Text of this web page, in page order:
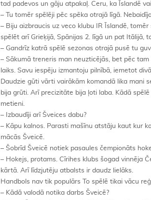
tad padevos un gāju atpakaļ. Ceru, ka Īslandē
– Tu tomēr spēlēji pēc spēka otrajā līgā.
– Biju aizbraucis uz veco klubu IR Īslandē,
spēlēt arī Grieķijā, Spānijas 2. līgā un pat Itālijā,
– Gandrīz katrā spēlē sezonas otrajā pusē tu
– Sākumā treneris man neuzticējās, bet pēc
laiks. Savu iespēju izmantoju pilnībā, iemetot
Daudzie gūti vārti vairākām komandā lika mani
bija grūti. Arī precizitāte bija ļoti laba. Kādā
metieni.
– Izbaudīji arī Šveices dabu?
– Kāpu kalnos. Parasti mašīnu atstāju kaut kur
mācās Šveicē.
– Šobrīd Šveicē notiek pasaules čempionāts
– Hokejs, protams. Cīrihes klubs šogad vinnēja
kārtā. Arī līdzjutēju atbalsts ir daudz lielāks.
Handbols nav tik populārs To spēlē tikai vācu
– Kādā valodā notika darbs Šveicē?